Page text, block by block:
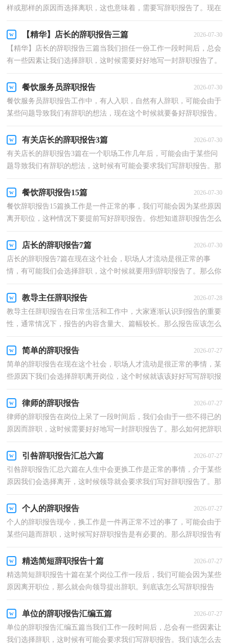
样或那样的原因而选择离职，这也意味着，需要写辞职报告了。现在
【精华】店长的辞职报告三篇 2026-07-30
【精华】店长的辞职报告三篇当我们担任一份工作一段时间后，总会
有一些因素让我们选择辞职，这时候需要好好地写一封辞职报告了。
餐饮服务员辞职报告 2026-07-30
餐饮服务员辞职报告工作中，有人入职，自然有人辞职，可能会由于
某些问题导致我们有辞职的想法，现在这个时候就要备好辞职报告。
有关店长的辞职报告3篇 2026-07-30
有关店长的辞职报告3篇在一个职场工作几年后，可能会由于某些问
题导致我们有辞职的想法，这时候有可能会要求我们写辞职报告。那
餐饮辞职报告15篇 2026-07-30
餐饮辞职报告15篇换工作是一件正常的事，我们可能会因为某些原因
离开职位，这种情况下要提前写好辞职报告。你想知道辞职报告怎么
店长的辞职报告7篇 2026-07-30
店长的辞职报告7篇在现在这个社会，职场人才流动是很正常的事
情，有可能我们会选择辞职，这个时候就要用到辞职报告了。那么你
教导主任辞职报告 2026-07-28
教导主任辞职报告在日常生活和工作中，大家逐渐认识到报告的重要
性，通常情况下，报告的内容含量大、篇幅较长。那么报告应该怎么
简单的辞职报告 2026-07-27
简单的辞职报告在现在这个社会，职场人才流动是很正常的事情，某
些原因下我们会选择辞职离开岗位，这个时候就该该好好写写辞职报
律师的辞职报告 2026-07-27
律师的辞职报告在岗位上呆了一段时间后，我们会由于一些不得已的
原因而辞职，这时候需要好好地写一封辞职报告了。那么如何把辞职
引咎辞职报告汇总六篇 2026-07-27
引咎辞职报告汇总六篇在人生中会更换工作是正常的事情，介于某些
原因我们会选择离开，这时候领导就会要求我们写好辞职报告了。那
个人的辞职报告 2026-07-27
个人的辞职报告现今，换工作是一件再正常不过的事了，可能会由于
某些问题而辞职，这时候写好辞职报告是有必要的。那么辞职报告有
精选简短辞职报告十篇 2026-07-27
精选简短辞职报告十篇在某个岗位工作一段后，我们可能会因为某些
原因离开职位，那么就会向领导提出辞职。到底该怎么写辞职报告
单位的辞职报告汇编五篇 2026-07-27
单位的辞职报告汇编五篇当我们工作一段时间后，总会有一些因素让
我们选择辞职，这时候有可能会要求我们写辞职报告。我们该怎么去